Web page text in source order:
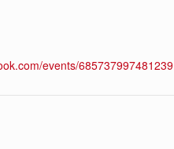
events/685737997481239